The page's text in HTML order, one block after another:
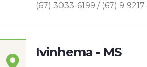
(67) 3033-6199 / (67) 9
Ivinhema - MS